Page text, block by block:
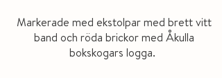
Markerade med ekstolpar med brett vitt
band och röda brickor med Åkulla
bokskogars logga.